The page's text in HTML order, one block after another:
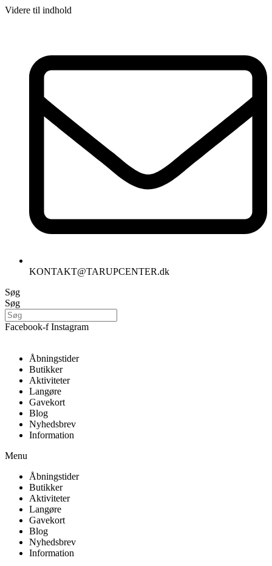
Videre til indhold
KONTAKT@TARUPCENTER.dk
Søg
Søg
Facebook-f Instagram
Åbningstider
Butikker
Aktiviteter
Langøre
Gavekort
Blog
Nyhedsbrev
Information
Menu
Åbningstider
Butikker
Aktiviteter
Langøre
Gavekort
Blog
Nyhedsbrev
Information